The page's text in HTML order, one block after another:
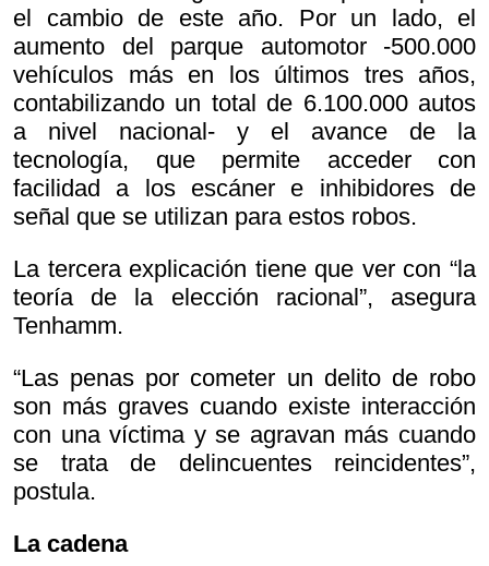
el cambio de este año. Por un lado, el
aumento del parque automotor -500.000
vehículos más en los últimos tres años,
contabilizando un total de 6.100.000 autos
a nivel nacional- y el avance de la
tecnología, que permite acceder con
facilidad a los escáner e inhibidores de
señal que se utilizan para estos robos.
La tercera explicación tiene que ver con “la
teoría de la elección racional”, asegura
Tenhamm.
“Las penas por cometer un delito de robo
son más graves cuando existe interacción
con una víctima y se agravan más cuando
se trata de delincuentes reincidentes”,
postula.
La cadena